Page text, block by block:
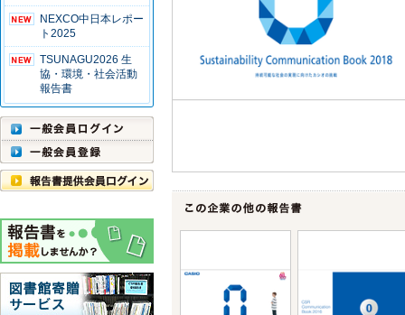
NEXCO中日本レポー
ト2025
TSUNAGU2026 生
協・環境・社会活動
報告書